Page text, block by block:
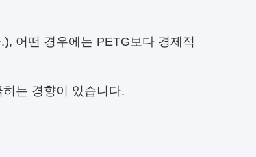
어떤 경우에는 PETG보다 경제적
는 경향이 있습니다.